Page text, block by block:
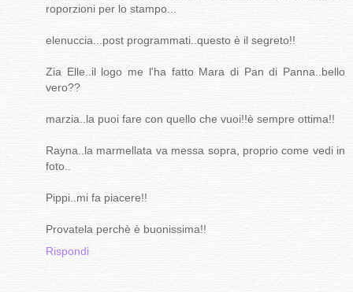
roporzioni per lo stampo...
elenuccia...post programmati..questo è il segreto!!
Zia Elle..il logo me l'ha fatto Mara di Pan di Panna..bello
vero??
marzia..la puoi fare con quello che vuoi!!è sempre ottima!!
Rayna..la marmellata va messa sopra, proprio come vedi in
foto..
Pippi..mi fa piacere!!
Provatela perchè è buonissima!!
Rispondi